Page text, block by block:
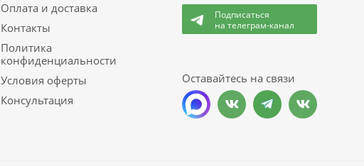
Оплата и доставка
Контакты
Политика
конфиденциальности
Условия оферты
Консультация
Подписаться
на телеграм-канал
Оставайтесь на связи